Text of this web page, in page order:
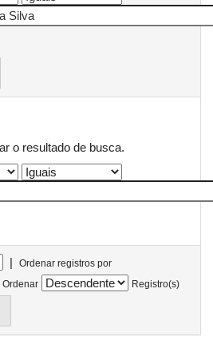
o resultado de busca.
|
Ordenar registros por
Ordenar
Registro(s)